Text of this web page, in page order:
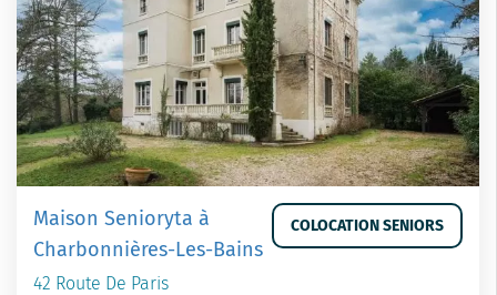
Maison Senioryta à
Charbonnières-Les-Bains
42 Route De Paris
COLOCATION SENIORS